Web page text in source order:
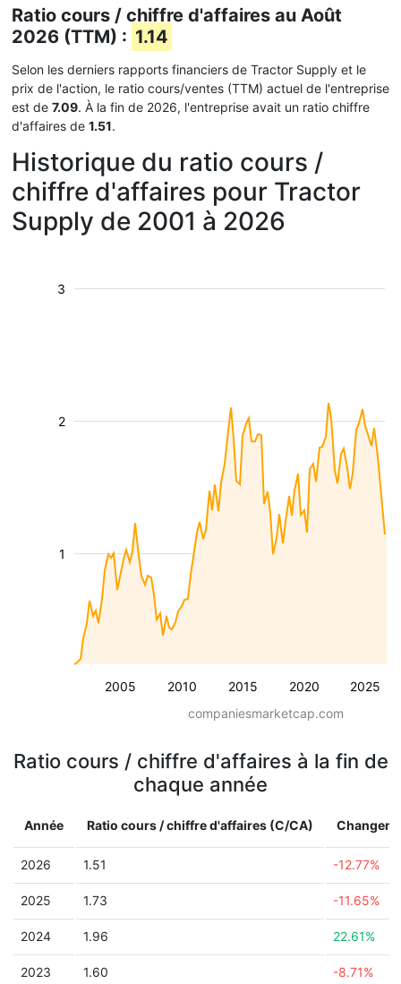
Ratio cours / chiffre d'affaires au Août
2026 (TTM) : 1.14
Selon les derniers rapports financiers de Tractor Supply et le
prix de l'action, le ratio cours/ventes (TTM) actuel de l'entreprise
est de 7.09. À la fin de 2026, l'entreprise avait un ratio chiffre
d'affaires de 1.51.
Historique du ratio cours /
chiffre d'affaires pour Tractor
Supply de 2001 à 2026
2005 2010 2015 2020 2025
1
2
3
companiesmarketcap.com
Ratio cours / chiffre d'affaires à la fin de
chaque année
Année Ratio cours / chiffre d'affaires (C/CA)
2026 1.51 -12.77%
2025 1.73 -11.65%
2024 1.96 22.61%
2023 1.60 -8.71%